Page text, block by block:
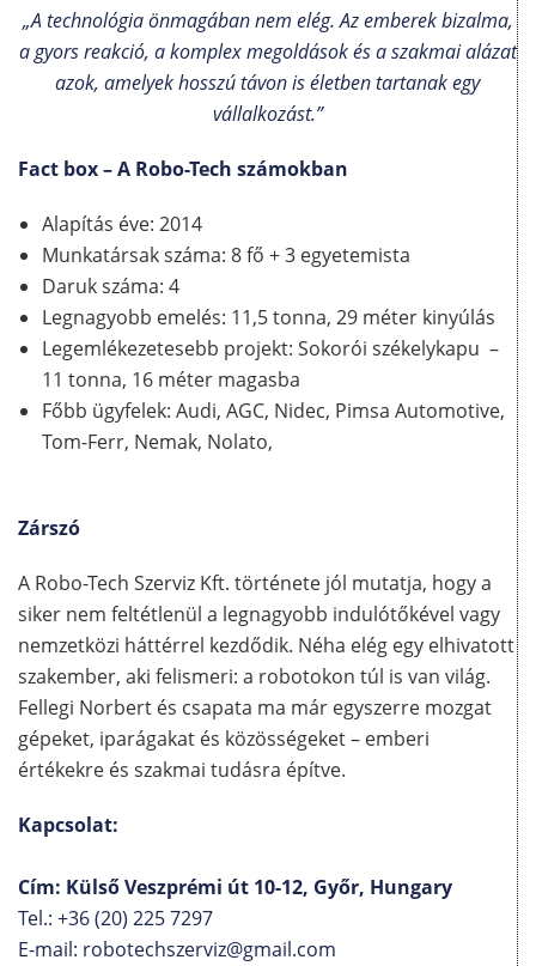
„A technológia önmagában nem elég. Az emberek bizalma,
a gyors reakció, a komplex megoldások és a szakmai alázat
azok, amelyek hosszú távon is életben tartanak egy
vállalkozást.”
Fact box – A Robo-Tech számokban
Alapítás éve: 2014
Munkatársak száma: 8 fő + 3 egyetemista
Daruk száma: 4
Legnagyobb emelés: 11,5 tonna, 29 méter kinyúlás
Legemlékezetesebb projekt: Sokorói székelykapu –
11 tonna, 16 méter magasba
Főbb ügyfelek: Audi, AGC, Nidec, Pimsa Automotive,
Tom-Ferr, Nemak, Nolato,
Zárszó
A Robo-Tech Szerviz Kft. története jól mutatja, hogy a
siker nem feltétlenül a legnagyobb indulótőkével vagy
nemzetközi háttérrel kezdődik. Néha elég egy elhivatott
szakember, aki felismeri: a robotokon túl is van világ.
Fellegi Norbert és csapata ma már egyszerre mozgat
gépeket, iparágakat és közösségeket – emberi
értékekre és szakmai tudásra építve.
Kapcsolat:
Cím: Külső Veszprémi út 10-12, Győr, Hungary
Tel.: +36 (20) 225 7297
E-mail: robotechszerviz@gmail.com